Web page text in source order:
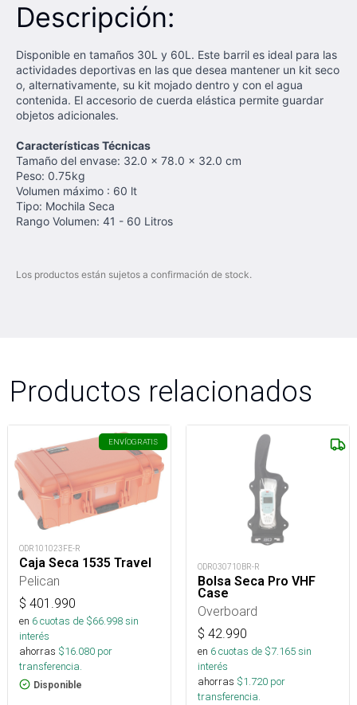
Descripción:
Disponible en tamaños 30L y 60L. Este barril es ideal para las
actividades deportivas en las que desea mantener un kit seco
o, alternativamente, su kit mojado dentro y con el agua
contenida. El accesorio de cuerda elástica permite guardar
objetos adicionales.
Características Técnicas
Tamaño del envase: 32.0 x 78.0 x 32.0 cm
Peso: 0.75kg
Volumen máximo : 60 lt
Tipo: Mochila Seca
Rango Volumen: 41 - 60 Litros
Los productos están sujetos a confirmación de stock.
Productos relacionados
ENVÍOGRATIS
ODR101023FE-R
Caja Seca 1535 Travel
Pelican
$ 401.990
en 6cuotas de $66.998sin
interés
ahorras $16.080 por
transferencia.
Disponible
ODR030710BR-R
Bolsa Seca Pro VHF
Case
Overboard
$ 42.990
en 6cuotas de $7.165sin
interés
ahorras $1.720 por
transferencia.